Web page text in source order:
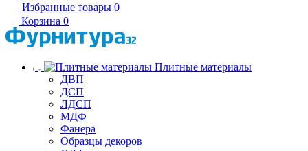
Избранные товары 0
Корзина 0
Плитные материалы
ДВП
ДСП
ЛДСП
МДФ
Фанера
Образцы декоров